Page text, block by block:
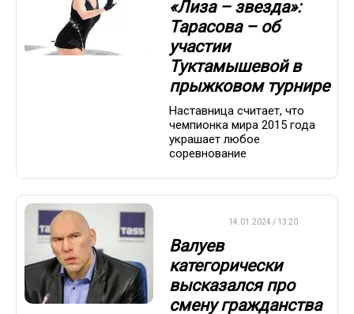
«Лиза – звезда»:
Тарасова – об
участии
Туктамышевой в
прыжковом турнире
Наставница считает, что
чемпионка мира 2015 года
украшает любое
соревнование
14.01.2024 / 13:20
Валуев
категорически
высказался про
смену гражданства